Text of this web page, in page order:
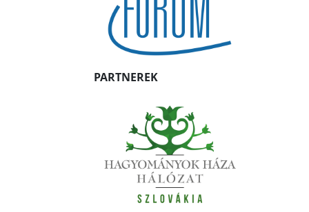
PARTNEREK